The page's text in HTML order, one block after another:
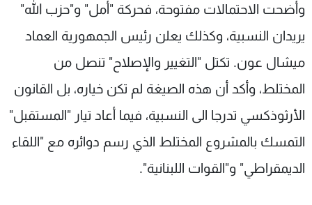
وأضحت الاحتمالات مفتوحة، فحركة "أمل" و"حزب الله"
يريدان النسبية، وكذلك يعلن رئيس الجمهورية العماد
ميشال عون. تكتل "التغيير والإصلاح" تنصل من
المختلط، وأكد أن هذه الصيغة لم تكن خياره، بل القانون
الأرثوذكسي تدرجا الى النسبية، فيما أعاد تيار "المستقبل"
التمسك بالمشروع المختلط الذي رسم دوائره مع "اللقاء
الديمقراطي" و"القوات اللبنانية".